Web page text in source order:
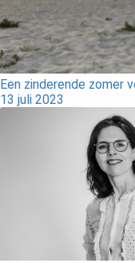
Een zinderende zomer
13 juli 2023